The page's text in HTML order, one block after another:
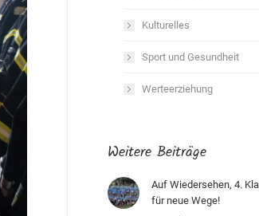
Kulturelles
Sport und Gesundheit
Werteerziehung
Weitere Beiträge
Auf Wiedersehen, 4.
für neue Wege!